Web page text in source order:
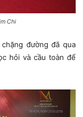
Chi
đường đã qua
hỏi và cầu toàn để